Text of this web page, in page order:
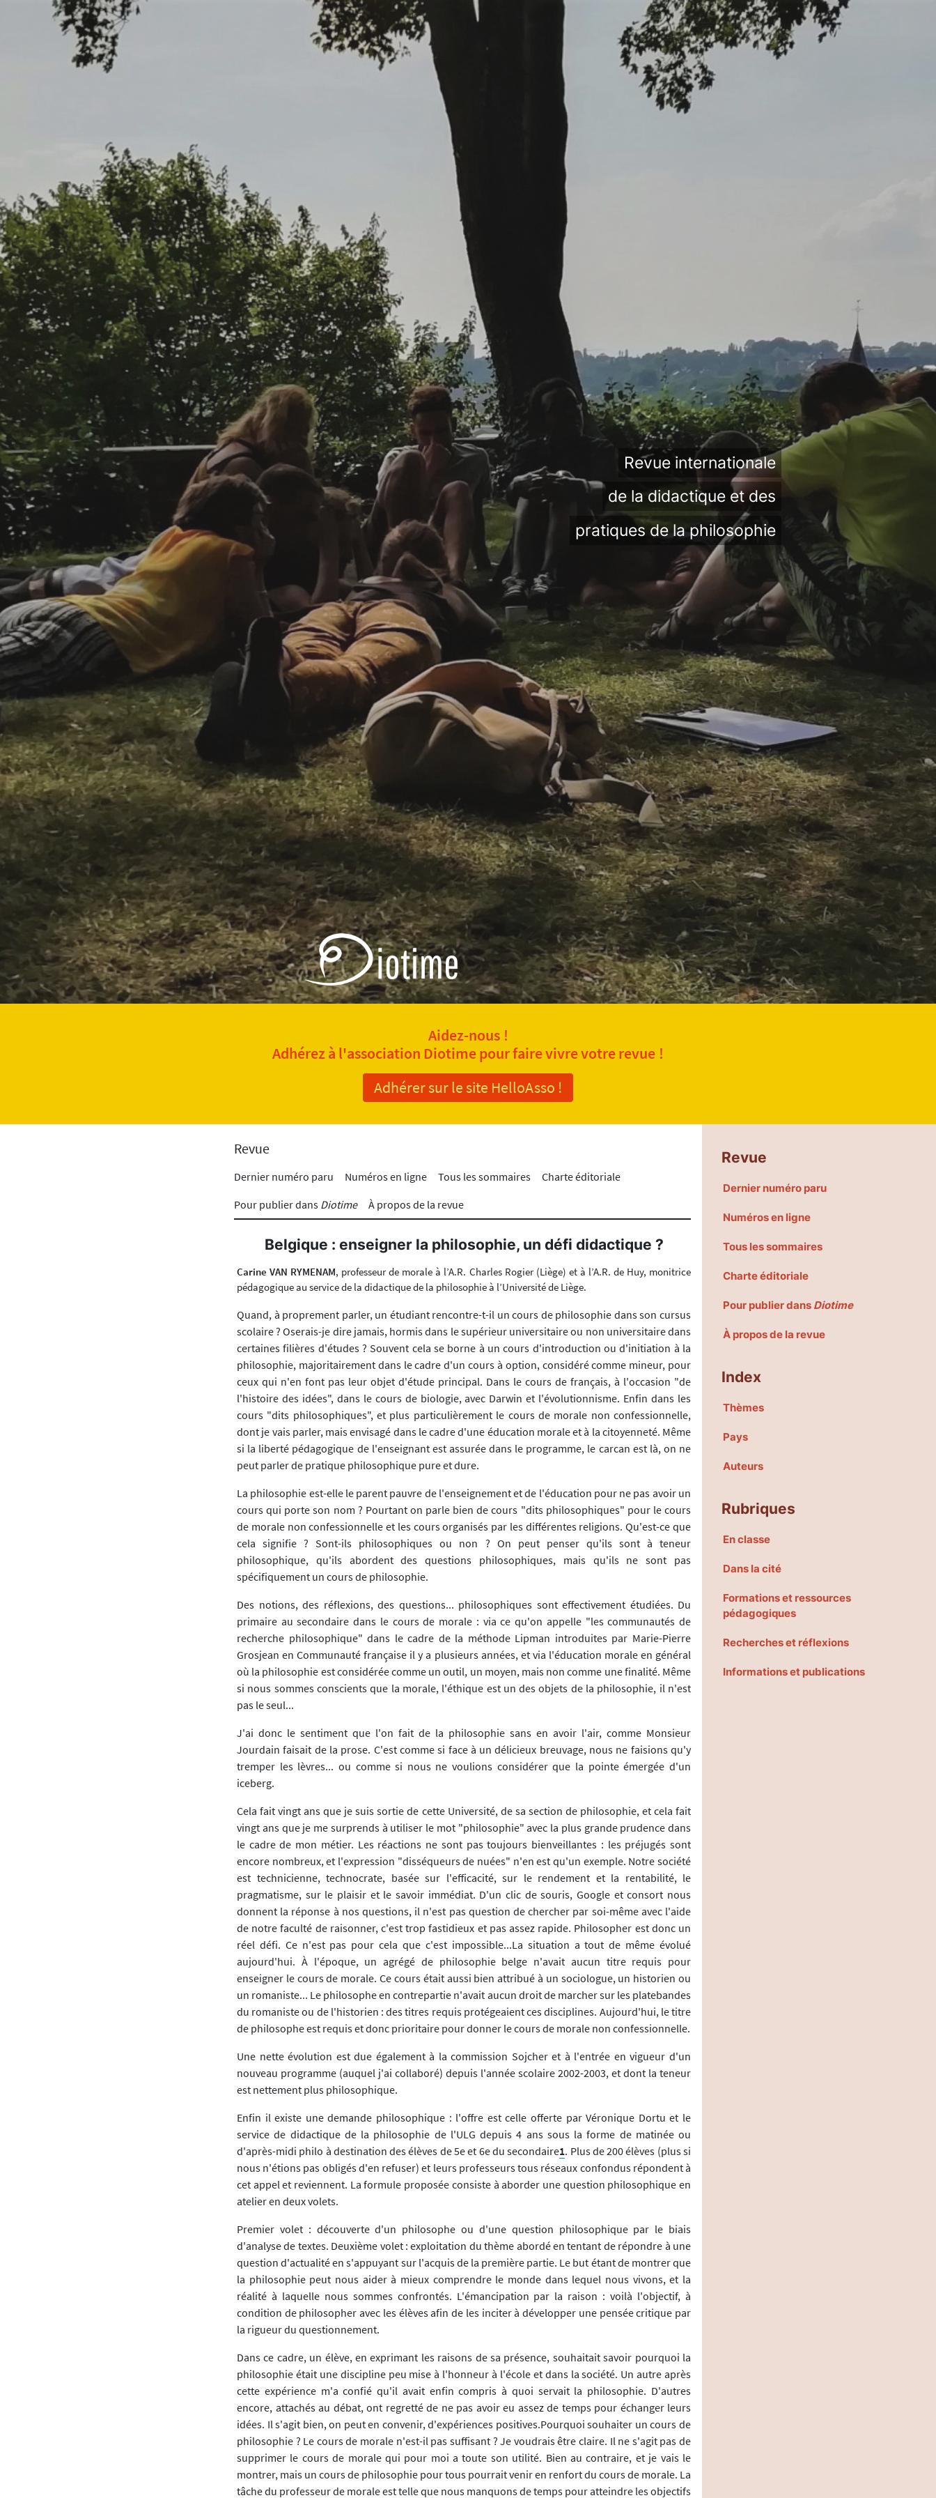
Revue internationale
de la didactique et des
pratiques de la philosophie
Aidez-nous !
Adhérez à l'association Diotime pour faire vivre votre revue !
Adhérer sur le site HelloAsso !
Revue
Dernier numéro paru Numéros en ligne Tous les sommaires
Charte éditoriale
Pour publier dans Diotime À propos de la revue
Belgique : enseigner la philosophie, un défi didactique ?
Carine VAN RYMENAM, professeur de morale à l’A.R. Charles Rogier (Liège) et à l’A.R. de Huy, monitrice
pédagogique au service de la didactique de la philosophie à l’Université de Liège.
Quand, à proprement parler, un étudiant rencontre-t-il un cours de philosophie dans son cursus
scolaire ? Oserais-je dire jamais, hormis dans le supérieur universitaire ou non universitaire dans
certaines filières d'études ? Souvent cela se borne à un cours d'introduction ou d'initiation à la
philosophie, majoritairement dans le cadre d'un cours à option, considéré comme mineur, pour
ceux qui n'en font pas leur objet d'étude principal. Dans le cours de français, à l'occasion "de
l'histoire des idées", dans le cours de biologie, avec Darwin et l'évolutionnisme. Enfin dans les
cours "dits philosophiques", et plus particulièrement le cours de morale non confessionnelle,
dont je vais parler, mais envisagé dans le cadre d'une éducation morale et à la citoyenneté. Même
si la liberté pédagogique de l'enseignant est assurée dans le programme, le carcan est là, on ne
peut parler de pratique philosophique pure et dure.
La philosophie est-elle le parent pauvre de l'enseignement et de l'éducation pour ne pas avoir un
cours qui porte son nom ? Pourtant on parle bien de cours "dits philosophiques" pour le cours
de morale non confessionnelle et les cours organisés par les différentes religions. Qu'est-ce que
cela signifie ? Sont-ils philosophiques ou non ? On peut penser qu'ils sont à teneur
philosophique, qu'ils abordent des questions philosophiques, mais qu'ils ne sont pas
spécifiquement un cours de philosophie.
Des notions, des réflexions, des questions... philosophiques sont effectivement étudiées. Du
primaire au secondaire dans le cours de morale : via ce qu'on appelle "les communautés de
recherche philosophique" dans le cadre de la méthode Lipman introduites par Marie-Pierre
Grosjean en Communauté française il y a plusieurs années, et via l'éducation morale en général
où la philosophie est considérée comme un outil, un moyen, mais non comme une finalité. Même
si nous sommes conscients que la morale, l'éthique est un des objets de la philosophie, il n'est
pas le seul...
J'ai donc le sentiment que l'on fait de la philosophie sans en avoir l'air, comme Monsieur
Jourdain faisait de la prose. C'est comme si face à un délicieux breuvage, nous ne faisions qu'y
tremper les lèvres... ou comme si nous ne voulions considérer que la pointe émergée d'un
iceberg.
Cela fait vingt ans que je suis sortie de cette Université, de sa section de philosophie, et cela fait
vingt ans que je me surprends à utiliser le mot "philosophie" avec la plus grande prudence dans
le cadre de mon métier. Les réactions ne sont pas toujours bienveillantes : les préjugés sont
encore nombreux, et l'expression "disséqueurs de nuées" n'en est qu'un exemple. Notre société
est technicienne, technocrate, basée sur l'efficacité, sur le rendement et la rentabilité, le
pragmatisme, sur le plaisir et le savoir immédiat. D'un clic de souris, Google et consort nous
donnent la réponse à nos questions, il n'est pas question de chercher par soi-même avec l'aide
de notre faculté de raisonner, c'est trop fastidieux et pas assez rapide. Philosopher est donc un
réel défi. Ce n'est pas pour cela que c'est impossible...La situation a tout de même évolué
aujourd'hui. À l'époque, un agrégé de philosophie belge n'avait aucun titre requis pour
enseigner le cours de morale. Ce cours était aussi bien attribué à un sociologue, un historien ou
un romaniste... Le philosophe en contrepartie n'avait aucun droit de marcher sur les platebandes
du romaniste ou de l'historien : des titres requis protégeaient ces disciplines. Aujourd'hui, le titre
de philosophe est requis et donc prioritaire pour donner le cours de morale non confessionnelle.
Une nette évolution est due également à la commission Sojcher et à l'entrée en vigueur d'un
nouveau programme (auquel j'ai collaboré) depuis l'année scolaire 2002-2003, et dont la teneur
est nettement plus philosophique.
Enfin il existe une demande philosophique : l'offre est celle offerte par Véronique Dortu et le
service de didactique de la philosophie de l'ULG depuis 4 ans sous la forme de matinée ou
d'après-midi philo à destination des élèves de 5e et 6e du secondaire1. Plus de 200 élèves (plus si
nous n'étions pas obligés d'en refuser) et leurs professeurs tous réseaux confondus répondent à
cet appel et reviennent. La formule proposée consiste à aborder une question philosophique en
atelier en deux volets.
Premier volet : découverte d'un philosophe ou d'une question philosophique par le biais
d'analyse de textes. Deuxième volet : exploitation du thème abordé en tentant de répondre à une
question d'actualité en s'appuyant sur l'acquis de la première partie. Le but étant de montrer que
la philosophie peut nous aider à mieux comprendre le monde dans lequel nous vivons, et la
réalité à laquelle nous sommes confrontés. L'émancipation par la raison : voilà l'objectif, à
condition de philosopher avec les élèves afin de les inciter à développer une pensée critique par
la rigueur du questionnement.
Dans ce cadre, un élève, en exprimant les raisons de sa présence, souhaitait savoir pourquoi la
philosophie était une discipline peu mise à l'honneur à l'école et dans la société. Un autre après
cette expérience m'a confié qu'il avait enfin compris à quoi servait la philosophie. D'autres
encore, attachés au débat, ont regretté de ne pas avoir eu assez de temps pour échanger leurs
idées. Il s'agit bien, on peut en convenir, d'expériences positives.Pourquoi souhaiter un cours de
philosophie ? Le cours de morale n'est-il pas suffisant ? Je voudrais être claire. Il ne s'agit pas de
supprimer le cours de morale qui pour moi a toute son utilité. Bien au contraire, et je vais le
montrer, mais un cours de philosophie pour tous pourrait venir en renfort du cours de morale. La
tâche du professeur de morale est telle que nous manquons de temps pour atteindre les objectifs
Revue
Dernier numéro paru
Numéros en ligne
Tous les sommaires
Charte éditoriale
Pour publier dans Diotime
À propos de la revue
Index
Thèmes
Pays
Auteurs
Rubriques
En classe
Dans la cité
Formations et ressources
pédagogiques
Recherches et réflexions
Informations et publications